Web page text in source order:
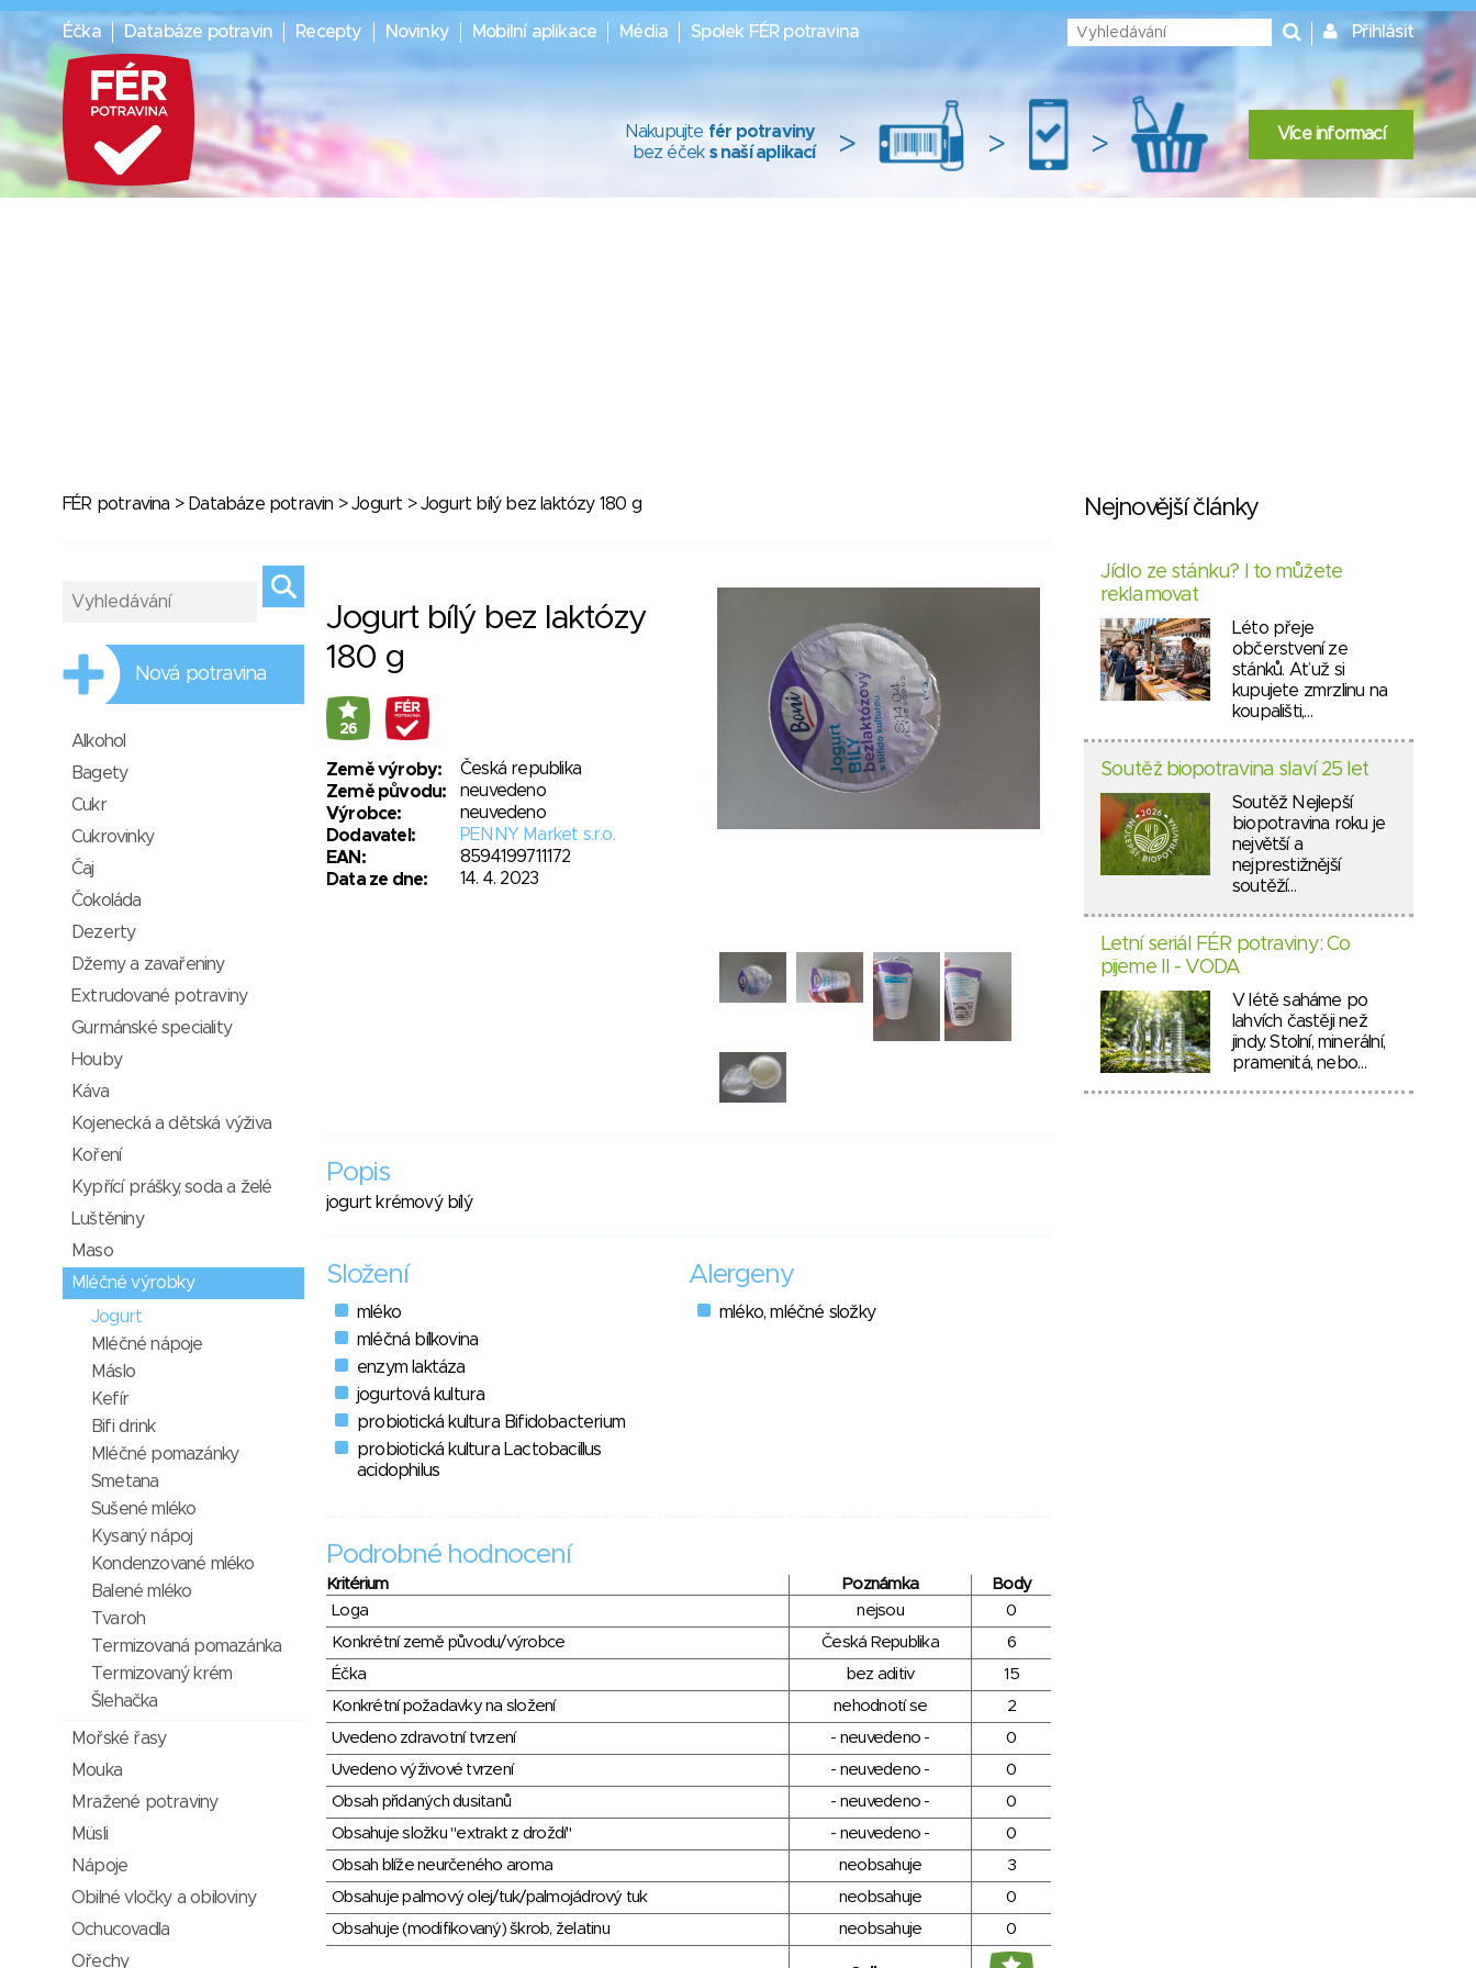
Éčka Databáze potravin Recepty Novinky Mobilní aplikace Média Spolek FÉR potravina Přihlásit
Nakupujte fér potraviny
bez éček s naší aplikací > > > Více informací
FÉR potravina > Databáze potravin >Jogurt > Jogurt bílý bez laktózy 180 g
Jogurt bílý bez laktózy
180 g
26
Země výroby:
Česká republika
Země původu:
neuvedeno
Výrobce:
neuvedeno
Dodavatel:
PENNY Market s.r.o.
EAN:
8594199711172
Data ze dne:
14. 4. 2023
Popis
jogurt krémový bílý
Složení
mléko
mléčná bílkovina
enzym laktáza
jogurtová kultura
probiotická kultura Bifidobacterium
probiotická kultura Lactobacillus
acidophilus
Alergeny
mléko, mléčné složky
Podrobné hodnocení
Kritérium Poznámka
Body
Loga
nejsou
0
Konkrétní země původu/výrobce
Česká Republika
6
Éčka
bez aditiv
15
Konkrétní požadavky na složení
nehodnotí se
2
Uvedeno zdravotní tvrzení
- neuvedeno -
0
Uvedeno výživové tvrzení
- neuvedeno -
0
Obsah přidaných dusitanů
- neuvedeno -
0
Obsahuje složku "extrakt z droždí"
- neuvedeno -
0
Obsah blíže neurčeného aroma
neobsahuje
3
Obsahuje palmový olej/tuk/palmojádrový tuk
neobsahuje
0
Obsahuje (modifikovaný) škrob, želatinu
neobsahuje 0
Nová potravina
Alkohol
Bagety
Cukr
Cukrovinky
Čaj
Čokoláda
Dezerty
Džemy a zavařeniny
Extrudované potraviny
Gurmánské speciality
Houby
Káva
Kojenecká a dětská výživa
Koření
Kypřící prášky, soda a želé
Luštěniny
Maso
Mléčné výrobky
Jogurt
Mléčné nápoje
Máslo
Kefír
Bifi drink
Mléčné pomazánky
Smetana
Sušené mléko
Kysaný nápoj
Kondenzované mléko
Balené mléko
Tvaroh
Termizovaná pomazánka
Termizovaný krém
Šlehačka
Mořské řasy
Mouka
Mražené potraviny
Müsli
Nápoje
Obilné vločky a obiloviny
Ochucovadla
Ořechy
Nejnovější články
Jídlo ze stánku? I to můžete
reklamovat
Léto přeje
občerstvení ze
stánků. Ať už si
kupujete zmrzlinu na
koupališti,…
Soutěž biopotravina slaví 25 let
Soutěž Nejlepší
biopotravina roku je
největší a
nejprestižnější
soutěží…
Letní seriál FÉR potraviny: Co
pijeme II - VODA
V létě saháme po
lahvích častěji než
jindy. Stolní, minerální,
pramenitá, nebo…